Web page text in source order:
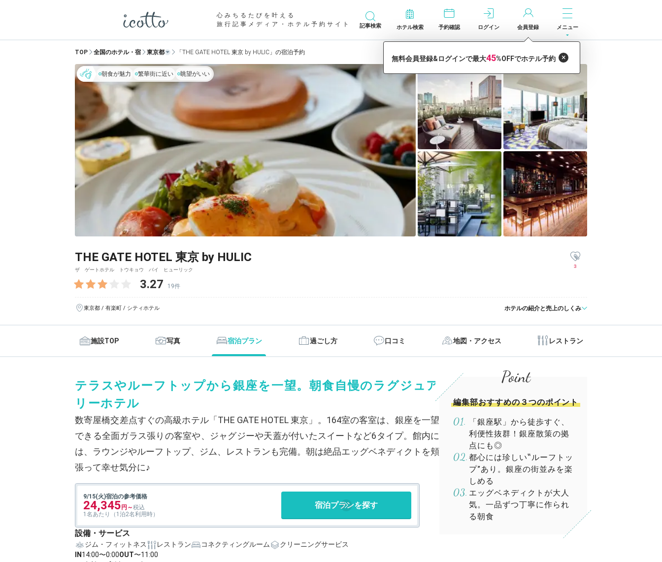
心みちるたびを叶える
旅行記事メディア・ホテル予約サイト
記事検索 ホテル検索 予約確認 ログイン 会員登録 メニュー
TOP 全国のホテル・宿 東京都 「THE GATE HOTEL 東京 by HULIC」の宿泊予約
朝食が魅力 繁華街に近い 眺望がいい
THE GATE HOTEL 東京 by HULIC
ザ ゲートホテル トウキョウ バイ ヒューリック
3.27 19件
3
東京都 / 有楽町 / シティホテル ホテルの紹介と売上のしくみ
施設TOP 写真 宿泊プラン 過ごし方 口コミ 地図・アクセス レストラン
テラスやルーフトップから銀座を一望。朝食自慢のラグジュア
リーホテル
数寄屋橋交差点すぐの高級ホテル「THE GATE HOTEL 東京」。164室の客室は、銀座を一望
できる全面ガラス張りの客室や、ジャグジーや天蓋が付いたスイートなど6タイプ。館内に
は、ラウンジやルーフトップ、ジム、レストランも完備。朝は絶品エッグベネディクトを頬
張って幸せ気分に♪
9/15(火)宿泊の参考価格
24,345
1名あたり（1泊2名利用時）
宿泊プランを探す
設備・サービス
ジム・フィットネス レストラン コネクティングルーム
クリーニングサービス
IN 14:00〜0:00OUT〜11:00
編集部おすすめの３つのポイント
「銀座駅」から徒歩すぐ、
利便性抜群！銀座散策の拠
点にも◎
都心には珍しい‟ルーフトッ
プ”あり。銀座の街並みを楽
しめる
エッグベネディクトが大人
気。一品ずつ丁寧に作られ
る朝食